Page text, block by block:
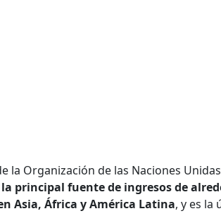
la Organización de las Naciones
principal fuente de ingresos de
Asia, África y América Latina, y es la